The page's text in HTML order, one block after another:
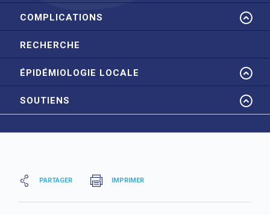
COMPLICATIONS
RECHERCHE
ÉPIDÉMIOLOGIE LOCALE
SOUTIENS
PARTAGER IMPRIMER